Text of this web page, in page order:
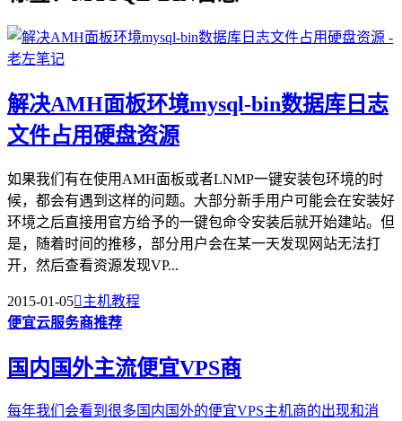
解决AMH面板环境mysql-bin数据库日志
文件占用硬盘资源
如果我们有在使用AMH面板或者LNMP一键安装包环境的时
候，都会有遇到这样的问题。大部分新手用户可能会在安装好
环境之后直接用官方给予的一键包命令安装后就开始建站。但
是，随着时间的推移，部分用户会在某一天发现网站无法打
开，然后查看资源发现VP...
2015-01-05主机教程
便宜云服务商推荐
国内国外主流便宜VPS商
每年我们会看到很多国内国外的便宜VPS主机商的出现和消